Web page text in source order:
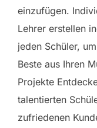
einzufügen.
Lehrer erstellen
jeden Schüler,
Beste aus Ihren
Projekte
talentierten
zufriedenen